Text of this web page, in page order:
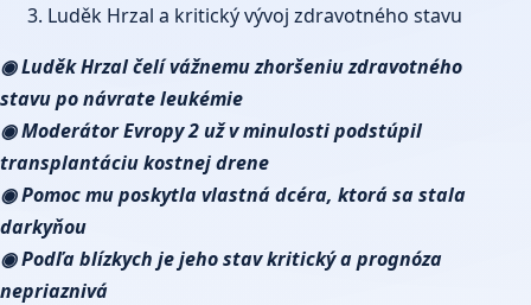
Luděk Hrzal a kritický vývoj zdravotného stavu
◉ Luděk Hrzal čelí vážnemu zhoršeniu zdravotného
stavu po návrate leukémie
◉ Moderátor Evropy 2 už v minulosti podstúpil
transplantáciu kostnej drene
◉ Pomoc mu poskytla vlastná dcéra, ktorá sa stala
darkyňou
◉ Podľa blízkych je jeho stav kritický a prognóza
nepriaznivá